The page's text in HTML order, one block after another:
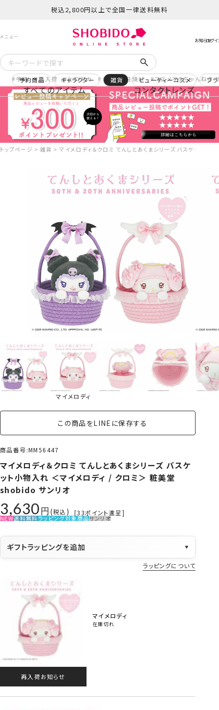
税込2,800円以上で全国一律送料無料
予約 再入荷 ヒロアカ サンリオ日焼け コスメヲタちゃんねる
すべてのアイテム コンタクトレンズ
予約商品 キャラクター 雑貨 ビューティーコスメ ブ
トップページ 雑貨 マイメロディ＆クロミ てんしとあくまシリーズ バスケット
マイメロディ
この商品をLINEに保存する
商品番号 MM56447
マイメロディ＆クロミ てんしとあくまシリーズ バスケ
ット小物入れ ＜マイメロディ / クロミ＞ 粧美堂
shobido サンリオ
3,630 税込 [33ポイント進呈]
NEW送料無料ラッピング対象商品サンリオ
ギフトラッピングを追加 ▼
ラッピングについて
マイメロディ
在庫切れ
再入荷お知らせ